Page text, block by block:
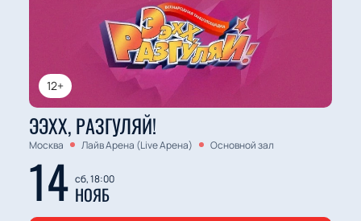
12+
ЭЭХХ, РАЗГУЛЯЙ!
Москва Лайв Арена (Live Арена) Основной зал
14 сб, 18:00
НОЯБ